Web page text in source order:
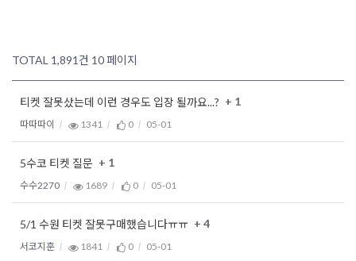
TOTAL 1,891건 10 페이지
티켓 잘못샀는데 이런 경우도 입장 될까요...? + 1
따따따이 1341 0 05-01
5수코 티켓 질문 + 1
수수2270 1689 0 05-01
5/1 수원 티켓 잘못구매했습니다ㅠㅠ + 4
서코지훈 1841 0 05-01